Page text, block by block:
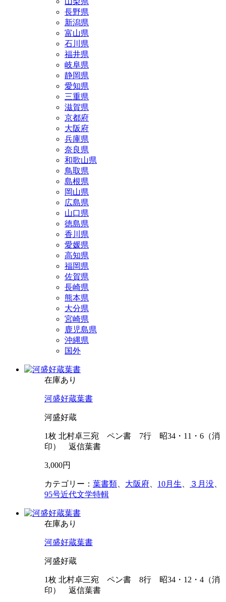
長野県
新潟県
富山県
石川県
福井県
岐阜県
静岡県
愛知県
三重県
滋賀県
京都府
大阪府
兵庫県
奈良県
和歌山県
鳥取県
島根県
岡山県
広島県
山口県
徳島県
香川県
愛媛県
高知県
福岡県
佐賀県
長崎県
熊本県
大分県
宮崎県
鹿児島県
沖縄県
国外
在庫あり
河盛好蔵葉書
河盛好蔵
1枚 北村卓三宛 ペン書 7行 昭34・11・6（消
印） 返信葉書
3,000円
カテゴリー： 葉書類 大阪府 10月生 ３月没
95号近代文学特輯
在庫あり
河盛好蔵葉書
河盛好蔵
1枚 北村卓三宛 ペン書 8行 昭34・12・4（消
印） 返信葉書